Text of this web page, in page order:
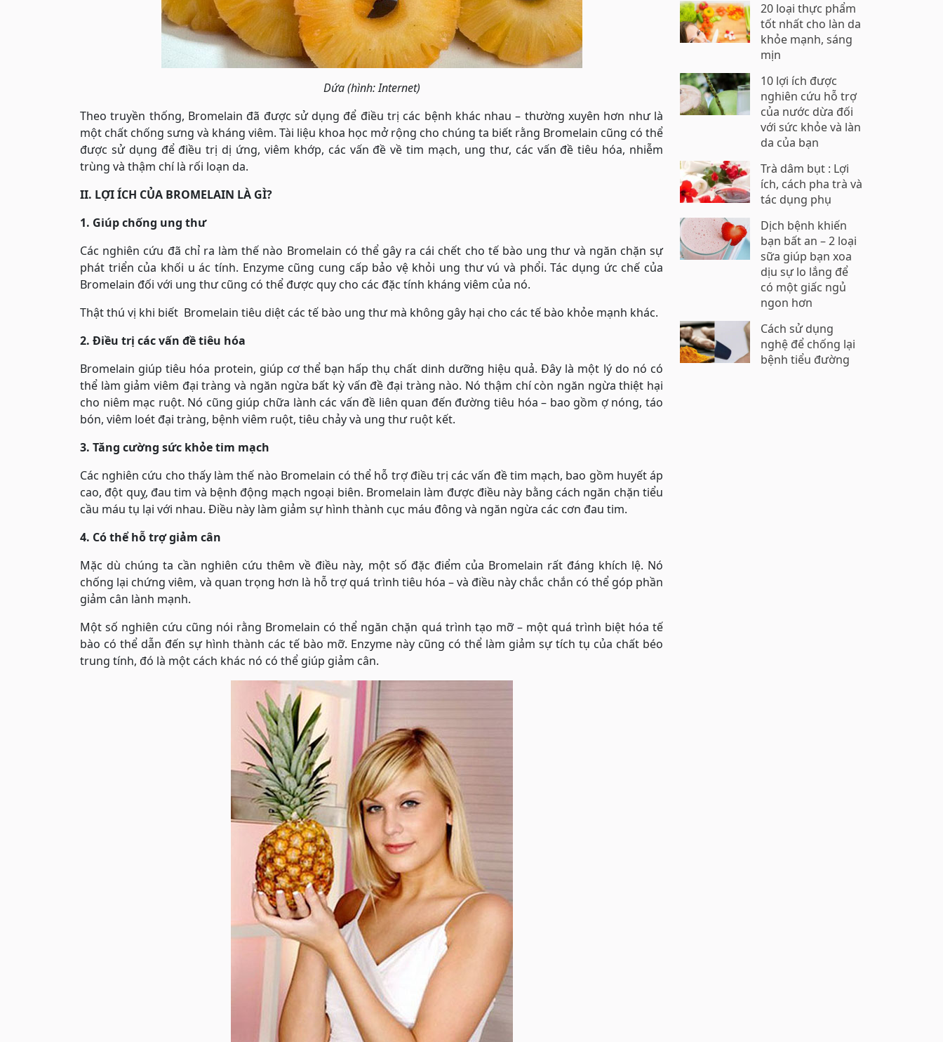
Dứa (hình: Internet)
Theo truyền thống, Bromelain đã được sử dụng để điều trị các bệnh khác nhau – thường xuyên hơn như là
một chất chống sưng và kháng viêm. Tài liệu khoa học mở rộng cho chúng ta biết rằng Bromelain cũng có thể
được sử dụng để điều trị dị ứng, viêm khớp, các vấn đề về tim mạch, ung thư, các vấn đề tiêu hóa, nhiễm
trùng và thậm chí là rối loạn da.
II. LỢI ÍCH CỦA BROMELAIN LÀ GÌ?
1. Giúp chống ung thư
Các nghiên cứu đã chỉ ra làm thế nào Bromelain có thể gây ra cái chết cho tế bào ung thư và ngăn chặn sự
phát triển của khối u ác tính. Enzyme cũng cung cấp bảo vệ khỏi ung thư vú và phổi. Tác dụng ức chế của
Bromelain đối với ung thư cũng có thể được quy cho các đặc tính kháng viêm của nó.
Thật thú vị khi biết Bromelain tiêu diệt các tế bào ung thư mà không gây hại cho các tế bào khỏe mạnh khác.
2. Điều trị các vấn đề tiêu hóa
Bromelain giúp tiêu hóa protein, giúp cơ thể bạn hấp thụ chất dinh dưỡng hiệu quả. Đây là một lý do nó có
thể làm giảm viêm đại tràng và ngăn ngừa bất kỳ vấn đề đại tràng nào. Nó thậm chí còn ngăn ngừa thiệt hại
cho niêm mạc ruột. Nó cũng giúp chữa lành các vấn đề liên quan đến đường tiêu hóa – bao gồm ợ nóng, táo
bón, viêm loét đại tràng, bệnh viêm ruột, tiêu chảy và ung thư ruột kết.
3. Tăng cường sức khỏe tim mạch
Các nghiên cứu cho thấy làm thế nào Bromelain có thể hỗ trợ điều trị các vấn đề tim mạch, bao gồm huyết áp
cao, đột quỵ, đau tim và bệnh động mạch ngoại biên. Bromelain làm được điều này bằng cách ngăn chặn tiểu
cầu máu tụ lại với nhau. Điều này làm giảm sự hình thành cục máu đông và ngăn ngừa các cơn đau tim.
4. Có thể hỗ trợ giảm cân
Mặc dù chúng ta cần nghiên cứu thêm về điều này, một số đặc điểm của Bromelain rất đáng khích lệ. Nó
chống lại chứng viêm, và quan trọng hơn là hỗ trợ quá trình tiêu hóa – và điều này chắc chắn có thể góp phần
giảm cân lành mạnh.
Một số nghiên cứu cũng nói rằng Bromelain có thể ngăn chặn quá trình tạo mỡ – một quá trình biệt hóa tế
bào có thể dẫn đến sự hình thành các tế bào mỡ. Enzyme này cũng có thể làm giảm sự tích tụ của chất béo
trung tính, đó là một cách khác nó có thể giúp giảm cân.
20 loại thực phẩm
tốt nhất cho làn da
khỏe mạnh, sáng
mịn
10 lợi ích được
nghiên cứu hỗ trợ
của nước dừa đối
với sức khỏe và làn
da của bạn
Trà dâm bụt : Lợi
ích, cách pha trà và
tác dụng phụ
Dịch bệnh khiến
bạn bất an – 2 loại
sữa giúp bạn xoa
dịu sự lo lắng để
có một giấc ngủ
ngon hơn
Cách sử dụng
nghệ để chống lại
bệnh tiểu đường